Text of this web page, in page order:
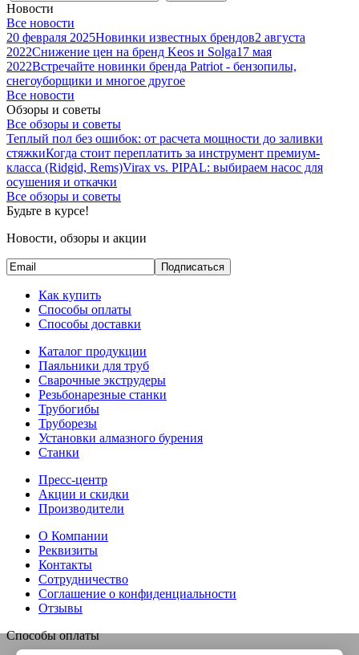
Новости
Все новости
20 февраля 2025Новинки известных брендов2 августа
2022Снижение цен на бренд Keos и Solga17 мая
2022Встречайте новинки бренда Patriot - бензопилы,
снегоуборщики и многое другое
Все новости
Обзоры и советы
Все обзоры и советы
Теплый пол без ошибок: от расчета мощности до заливки
стяжкиКогда стоит переплатить за инструмент премиум-
класса (Ridgid, Rems)Virax vs. PIPAL: выбираем насос для
осушения и откачки
Все обзоры и советы
Будьте в курсе!
Новости, обзоры и акции
Подписаться
Как купить
Способы оплаты
Способы доставки
Каталог продукции
Паяльники для труб
Сварочные экструдеры
Резьбонарезные станки
Трубогибы
Труборезы
Установки алмазного бурения
Станки
Пресс-центр
Акции и скидки
Производители
О Компании
Реквизиты
Контакты
Сотрудничество
Соглашение о конфиденциальности
Отзывы
Способы оплаты